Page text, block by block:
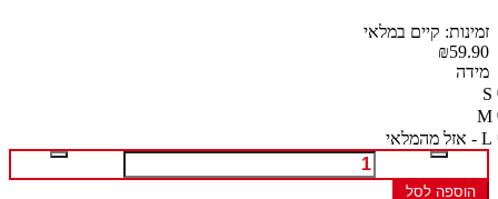
זמינות: קיים במלאי
₪59.90
מידה
S
M
L - אזל מהמלאי
הוספה לסל